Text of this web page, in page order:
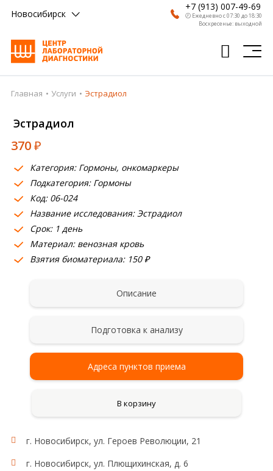
Новосибирск
+7 (913) 007-49-69
🕗 Ежедневно с 07:30 до 18:30
Воскресенье: выходной
Главная
Анализы
Врачи
Получить результат
Пациентам
О компании
Где сдать
Главная Услуги Эстрадиол
Эстрадиол
370₽
Категория: Гормоны, онкомаркеры
Подкатегория: Гормоны
Код: 06-024
Название исследования: Эстрадиол
Срок: 1 день
Материал: венозная кровь
Взятия биоматериала: 150 ₽
Описание
Подготовка к анализу
Адреса пунктов приема
В корзину
г. Новосибирск, ул. Героев Революции, 21
г. Новосибирск, ул. Плющихинская, д. 6